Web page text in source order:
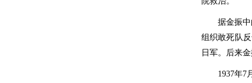
据金振
组织敢死队
日军。后来
1937年7